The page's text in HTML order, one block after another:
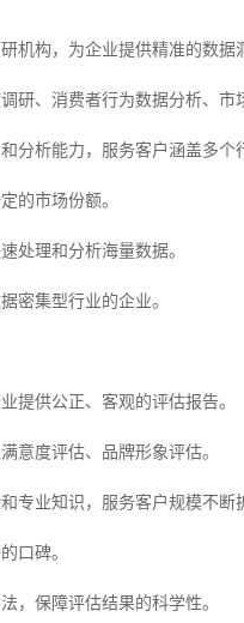
机构，为企业提供精准的数据
研、消费者行为数据分析、市
分析能力，服务客户涵盖多个
的市场份额。
处理和分析海量数据。
密集型行业的企业。
提供公正、客观的评估报告。
意度评估、品牌形象评估。
专业知识，服务客户规模不断
口碑。
，保障评估结果的科学性。